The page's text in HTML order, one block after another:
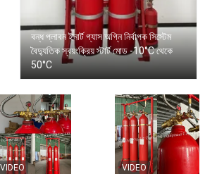
বন্ধ প্লাবন ইনার্ট গ্যাস অগ্নি নির্বাপক সিস্টেম
বৈদ্যুতিক স্বয়ংক্রিয় স্টার্ট মোড -10°C থেকে
50°C
VIDEO VIDEO